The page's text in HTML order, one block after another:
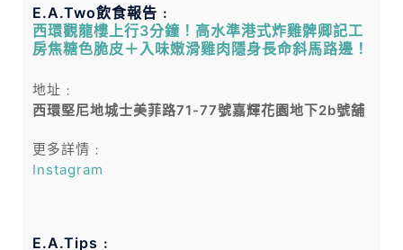
E.A.Two飲食報告﹕
西環觀龍樓上行3分鐘！高水準港式炸雞髀卿記工
房焦糖色脆皮＋入味嫩滑雞肉隱身長命斜馬路邊！
地址﹕
西環堅尼地城士美菲路71-77號嘉輝花園地下2b號舖
更多詳情﹕
Instagram
E.A.Tips﹕